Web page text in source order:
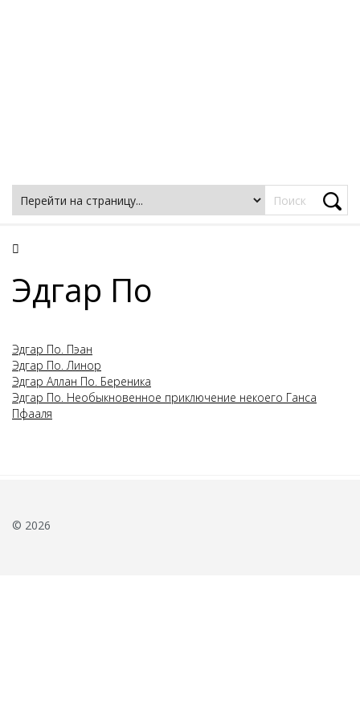
Эдгар По
Эдгар По. Пэан
Эдгар По. Линор
Эдгар Аллан По. Береника
Эдгар По. Необыкновенное приключение некоего Ганса
Пфааля
© 2026